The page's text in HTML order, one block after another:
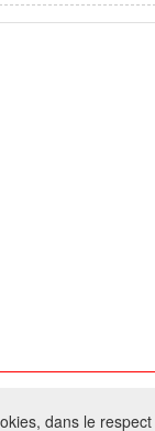
même partielle,
dans le